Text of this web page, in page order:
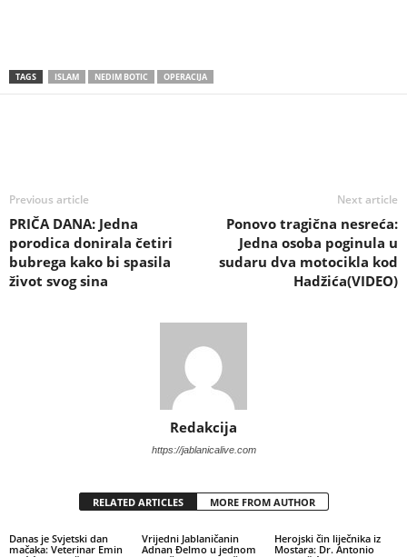
TAGS ISLAM NEDIM BOTIC OPERACIJA
Previous article
PRIČA DANA: Jedna
porodica donirala četiri
bubrega kako bi spasila
život svog sina
Next article
Ponovo tragična nesreća:
Jedna osoba poginula u
sudaru dva motocikla kod
Hadžića(VIDEO)
Redakcija
https://jablanicalive.com
RELATED ARTICLES MORE FROM AUTHOR
Danas je Svjetski dan
mačaka: Veterinar Emin
Vrijedni Jablaničanin
Adnan Đelmo u jednom
Herojski čin liječnika iz
Mostara: Dr. Antonio